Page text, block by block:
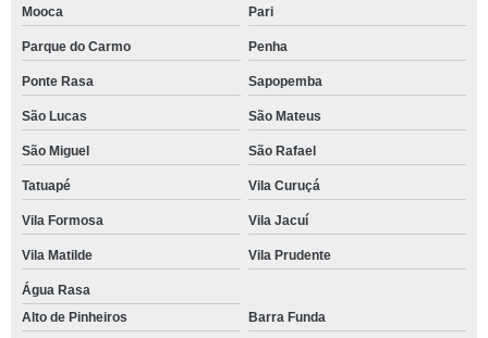
Mooca Pari
Parque do Carmo Penha
Ponte Rasa Sapopemba
São Lucas São Mateus
São Miguel São Rafael
Tatuapé Vila Curuçá
Vila Formosa Vila Jacuí
Vila Matilde Vila Prudente
Água Rasa
Alto de Pinheiros
Barra Funda